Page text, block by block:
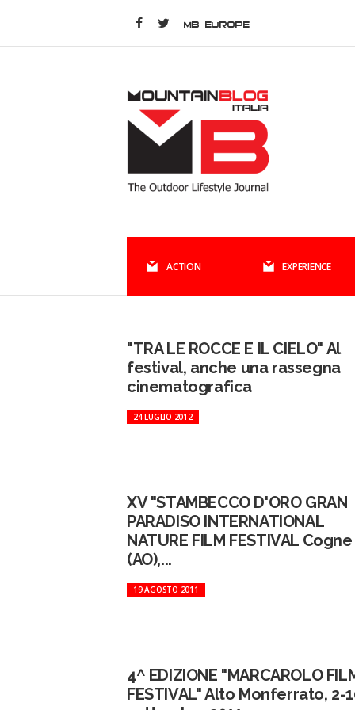
MB EUROPE
ACTION EXPERIENCE
"TRA LE ROCCE E IL CIELO" Al
festival, anche una rassegna
cinematografica
24 LUGLIO 2012
XV "STAMBECCO D'ORO GRAN
PARADISO INTERNATIONAL
NATURE FILM FESTIVAL Cogne
(AO),...
19 AGOSTO 2011
4^ EDIZIONE "MARCAROLO
FESTIVAL" Alto Monferrato, 2-